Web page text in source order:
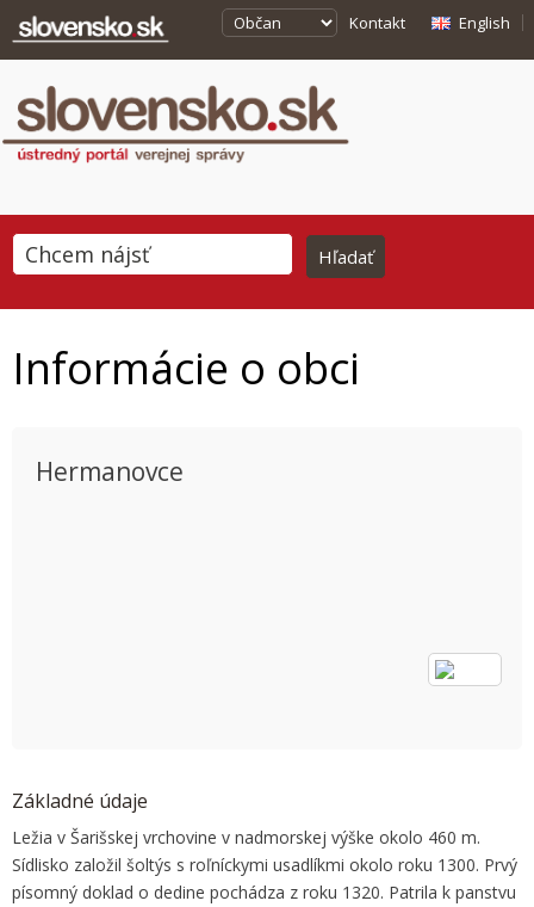
Kontakt English
Informácie o obci
Hermanovce
Základné údaje
Ležia v Šarišskej vrchovine v nadmorskej výške okolo 460 m.
Sídlisko založil šoltýs s roľníckymi usadlíkmi okolo roku 1300. Prvý
písomný doklad o dedine pochádza z roku 1320. Patrila k panstvu